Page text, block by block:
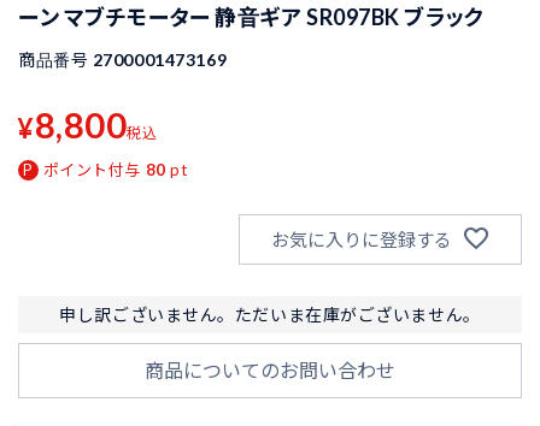
ーン マブチモーター 静音ギア SR097BK ブラック
商品番号 2700001473169
¥8,800税込
ポイント付与 80 pt
お気に入りに登録する
申し訳ございません。ただいま在庫がございません。
商品についてのお問い合わせ